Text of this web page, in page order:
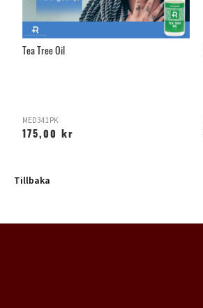
Tea Tree Oil
MED341PK
175,00 kr
Tillbaka